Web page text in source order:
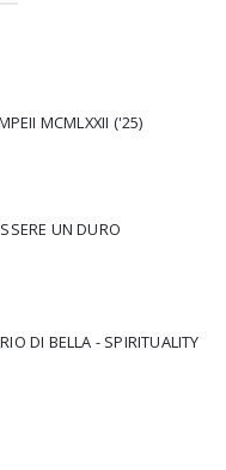
MCMLXXII ('25)
UN DURO
DI BELLA - SPIRITUALITY